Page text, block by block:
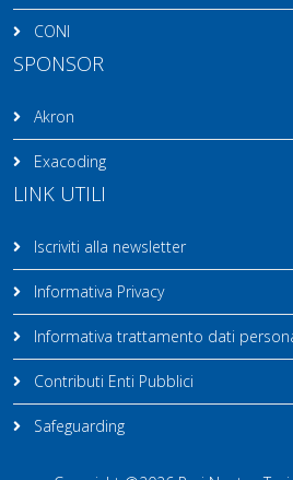
CONI
SPONSOR
Akron
Exacoding
LINK UTILI
Iscriviti alla newsletter
Informativa Privacy
Informativa trattamento dati
Contributi Enti Pubblici
Safeguarding